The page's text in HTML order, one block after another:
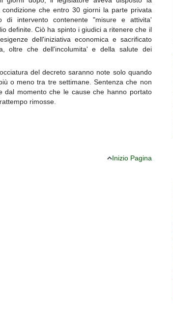
che entro 30 giorni la parte privata
di intervento contenente "misure e attivita'
definite. Ciò ha spinto i giudici a ritenere che il
dell'iniziativa economica e sacrificato
oltre che dell'incolumita' e della salute dei
del decreto saranno note solo quando
o meno tra tre settimane. Sentenza che non
dal momento che le cause che hanno portato
rimosse.
Inizio Pagina